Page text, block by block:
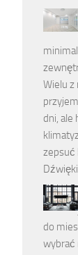
Wielu z
dni, ale
zepsuć
do
wybrać